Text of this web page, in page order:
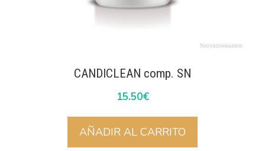
CANDICLEAN comp. SN
15.50€
AÑADIR AL CARRITO